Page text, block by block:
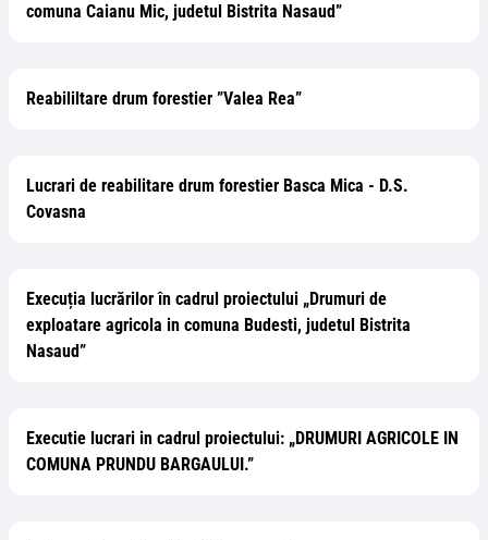
comuna Caianu Mic, judetul Bistrita Nasaud”
Reabililtare drum forestier ”Valea Rea”
Lucrari de reabilitare drum forestier Basca Mica - D.S.
Covasna
Execuția lucrărilor în cadrul proiectului „Drumuri de
exploatare agricola in comuna Budesti, judetul Bistrita
Nasaud”
Executie lucrari in cadrul proiectului: „DRUMURI AGRICOLE IN
COMUNA PRUNDU BARGAULUI.”